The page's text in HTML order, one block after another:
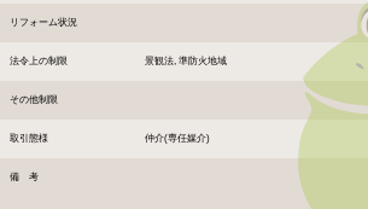
リフォーム状況
法令上の制限 景観法, 準防火地域
その他制限
取引態様 仲介(専任媒介)
備 考